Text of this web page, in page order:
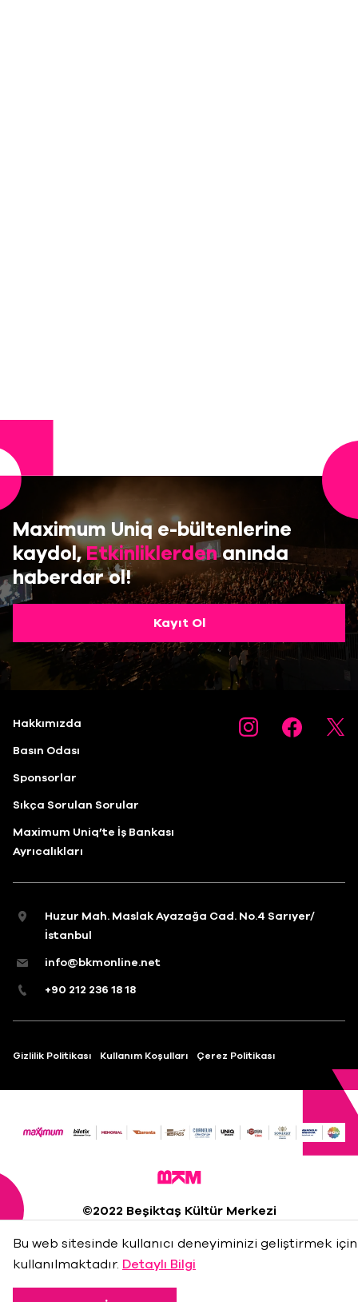
Maximum Uniq e-bültenlerine
kaydol,Etkinliklerdenanında
haberdar ol!
Kayıt Ol
Hakkımızda
Basın Odası
Sponsorlar
Sıkça Sorulan Sorular
Maximum Uniq’te İş Bankası
Ayrıcalıkları
Huzur Mah. Maslak Ayazağa Cad. No.4 Sarıyer/
İstanbul
info@bkmonline.net
+90 212 236 18 18
Gizlilik Politikası Kullanım Koşulları Çerez Politikası
©2022 Beşiktaş Kültür Merkezi
Bu web sitesinde kullanıcı deneyiminizi geliştirmek
kullanılmaktadır. Detaylı Bilgi